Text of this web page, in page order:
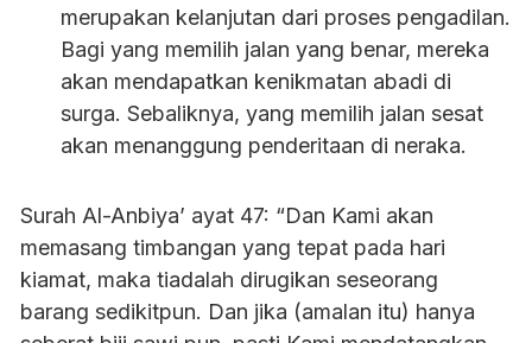
merupakan kelanjutan dari proses pengadilan.
Bagi yang memilih jalan yang benar, mereka
akan mendapatkan kenikmatan abadi di
surga. Sebaliknya, yang memilih jalan sesat
akan menanggung penderitaan di neraka.
Surah Al-Anbiya’ ayat 47: “Dan Kami akan
memasang timbangan yang tepat pada hari
kiamat, maka tiadalah dirugikan seseorang
barang sedikitpun. Dan jika (amalan itu) hanya